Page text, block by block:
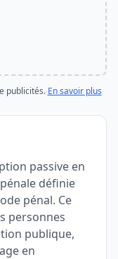
publicités. En savoir plus
passive en
définie
pénal. Ce
personnes
publique,
en